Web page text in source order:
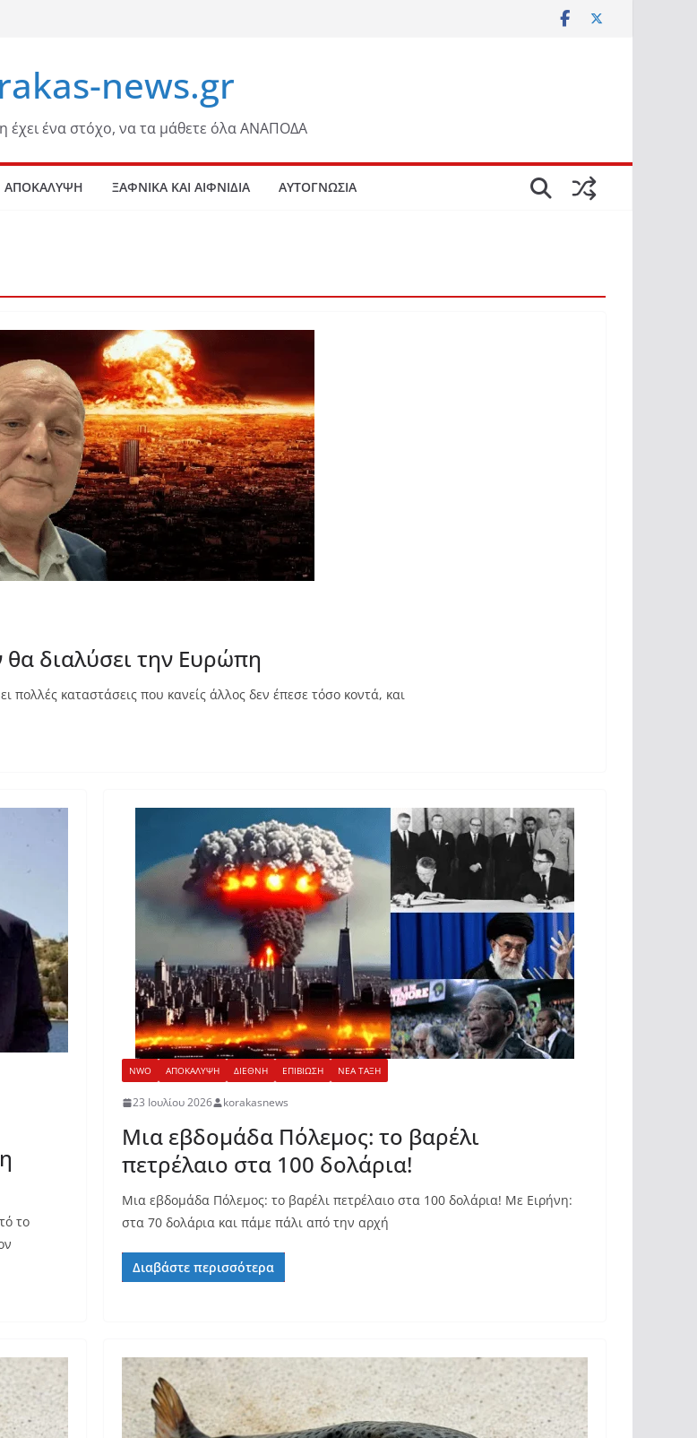
news.gr
έχει ένα στόχο, να τα μάθετε όλα ΑΝΑΠΟΔΑ
ΑΠΟΚΑΛΥΨΗ ΞΑΦΝΙΚΑ ΚΑΙ ΑΙΦΝΙΔΙΑ ΑΥΤΟΓΝΩΣΙΑ
διαλύσει την Ευρώπη
πολλές καταστάσεις που κανείς άλλος δεν έπεσε τόσο κοντά, και
το
NWO ΑΠΟΚΑΛΥΨΗ ΔΙΕΘΝΗ ΕΠΙΒΙΩΣΗ ΝΕΑ ΤΑΞΗ
23 Ιουλίου 2026 korakasnews
Μια εβδομάδα Πόλεμος: το βαρέλι
πετρέλαιο στα 100 δολάρια!
Μια εβδομάδα Πόλεμος: το βαρέλι πετρέλαιο στα 100 δολάρια! Με Ειρήνη:
στα 70 δολάρια και πάμε πάλι από την αρχή
Διαβάστε περισσότερα